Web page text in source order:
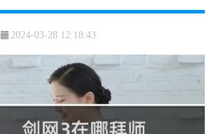
2024-03-28 12:18:43